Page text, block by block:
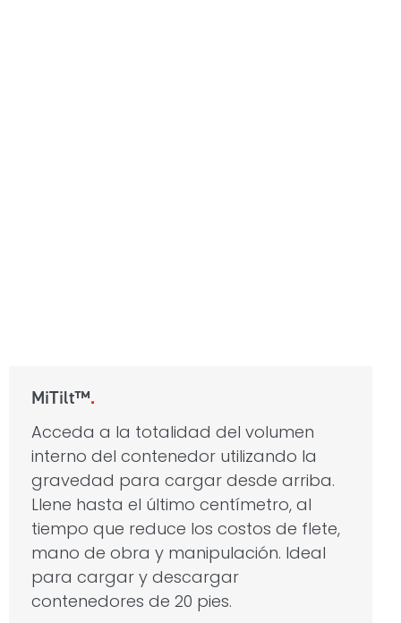
MiTilt™
Acceda a la totalidad del volumen
interno del contenedor utilizando la
gravedad para cargar desde arriba.
Llene hasta el último centímetro, al
tiempo que reduce los costos de flete,
mano de obra y manipulación. Ideal
para cargar y descargar
contenedores de 20 pies.